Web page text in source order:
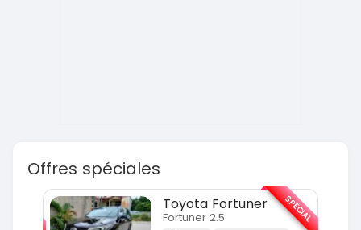
Offres spéciales
Toyota Fortuner
Fortuner 2.5 SPÉCIAL